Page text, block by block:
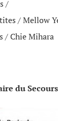
/
/ Mellow
/ Chie Mihara
du